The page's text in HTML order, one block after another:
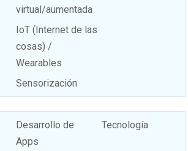
virtual/aumentada
IoT (Internet de las
cosas) /
Wearables
Sensorización
Desarrollo de
Apps
Tecnología